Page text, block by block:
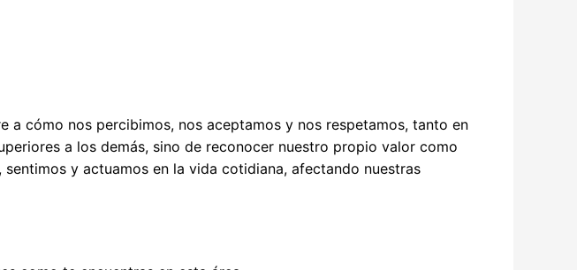
a cómo nos percibimos, nos aceptamos y nos respetamos, tanto en
a los demás, sino de reconocer nuestro propio valor como
y actuamos en la vida cotidiana, afectando nuestras